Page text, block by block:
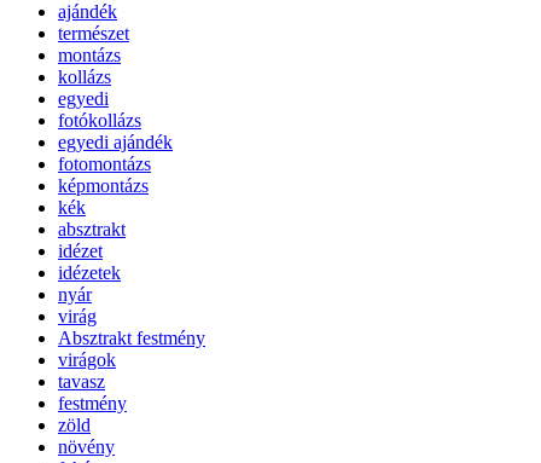
ajándék
természet
montázs
kollázs
egyedi
fotókollázs
egyedi ajándék
fotomontázs
képmontázs
kék
absztrakt
idézet
idézetek
nyár
virág
Absztrakt festmény
virágok
tavasz
festmény
zöld
növény